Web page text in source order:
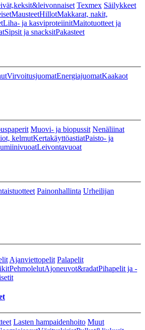
Texmex Säilykkeet
MausteetHillotMakkarat, nakit,
Liha- ja kasviproteiinitMaitotuotteet ja
Sipsit ja snacksitPakasteet
VirvoitusjuomatEnergiajuomatKaakaot
Muovi- ja biopussit Nenäliinat
kelmutKertakäyttöastiatPaisto- ja
Leivontavuoat
Painonhallinta Urheilijan
Ajanviettopelit Palapelit
PehmolelutAjoneuvot&radatPihapelit ja -
Lasten hampaidenhoito Muut